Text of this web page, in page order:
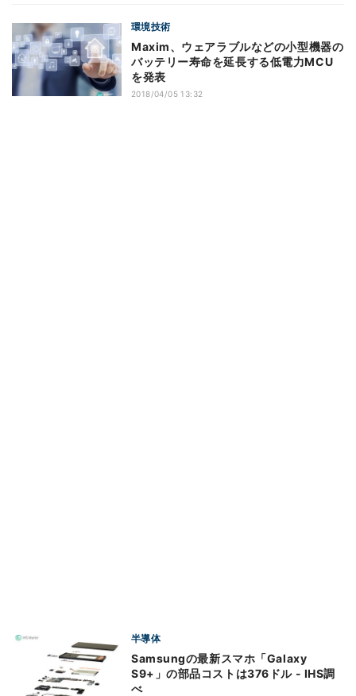
環境技術
Maxim、ウェアラブルなどの小型機器の
バッテリー寿命を延長する低電力MCU
を発表
2018/04/05 13:32
半導体
Samsungの最新スマホ「Galaxy
S9+」の部品コストは376ドル - IHS調
べ